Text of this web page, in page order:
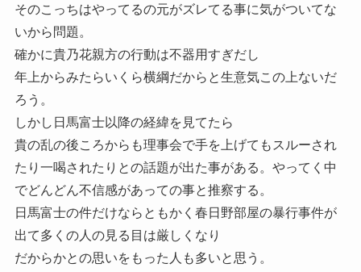
そのこっちはやってるの元がズレてる事に気がついてな
いから問題。
確かに貴乃花親方の行動は不器用すぎだし
年上からみたらいくら横綱だからと生意気この上ないだ
ろう。
しかし日馬富士以降の経緯を見てたら
貴の乱の後ころからも理事会で手を上げてもスルーされ
たり一喝されたりとの話題が出た事がある。やってく中
でどんどん不信感があっての事と推察する。
日馬富士の件だけならともかく春日野部屋の暴行事件が
出て多くの人の見る目は厳しくなり
だからかとの思いをもった人も多いと思う。